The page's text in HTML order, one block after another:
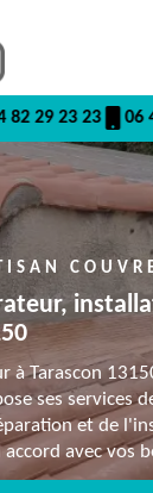
82 29 23 23 06
à Tarascon
ses services
et de
avec vos